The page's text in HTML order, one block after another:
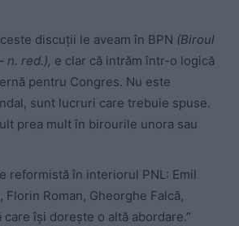
discuții le aveam în BPN (Biroul
n. red.), e clar că intrăm într-o logică
pentru Congres. Nu este
sunt lucruri care trebuie spuse.
prea mult în birourile unora sau
reformistă în interiorul PNL: Emil
Florin Roman, Gheorghe Falcă,
care își dorește o altă abordare.”